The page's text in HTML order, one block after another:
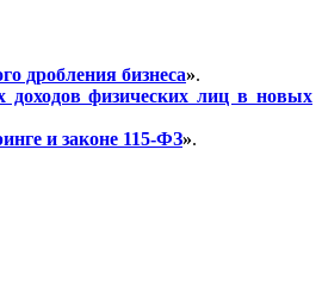
дробления бизнеса».
доходов физических лиц в новых
и законе 115-ФЗ».